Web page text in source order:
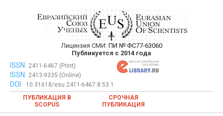
Евразийский Союз Ученых —
публикация научных статей в
ежемесячном научном журнале
Лицензия СМИ: ПИ № ФС77-63060
Публикуется с 2014 года
Евразийский Союз Ученых — публикация научных статей в
ежемесячном научном журнале
ISSN: 2411-6467 (Print)
ISSN: 2413-9335 (Online)
DOI:
10.31618/esu.2411-6467.8.53.1
ПУБЛИКАЦИЯ В
SCOPUS
СРОЧНАЯ
ПУБЛИКАЦИЯ